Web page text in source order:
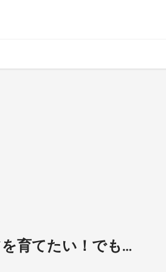
育てたい！でも…